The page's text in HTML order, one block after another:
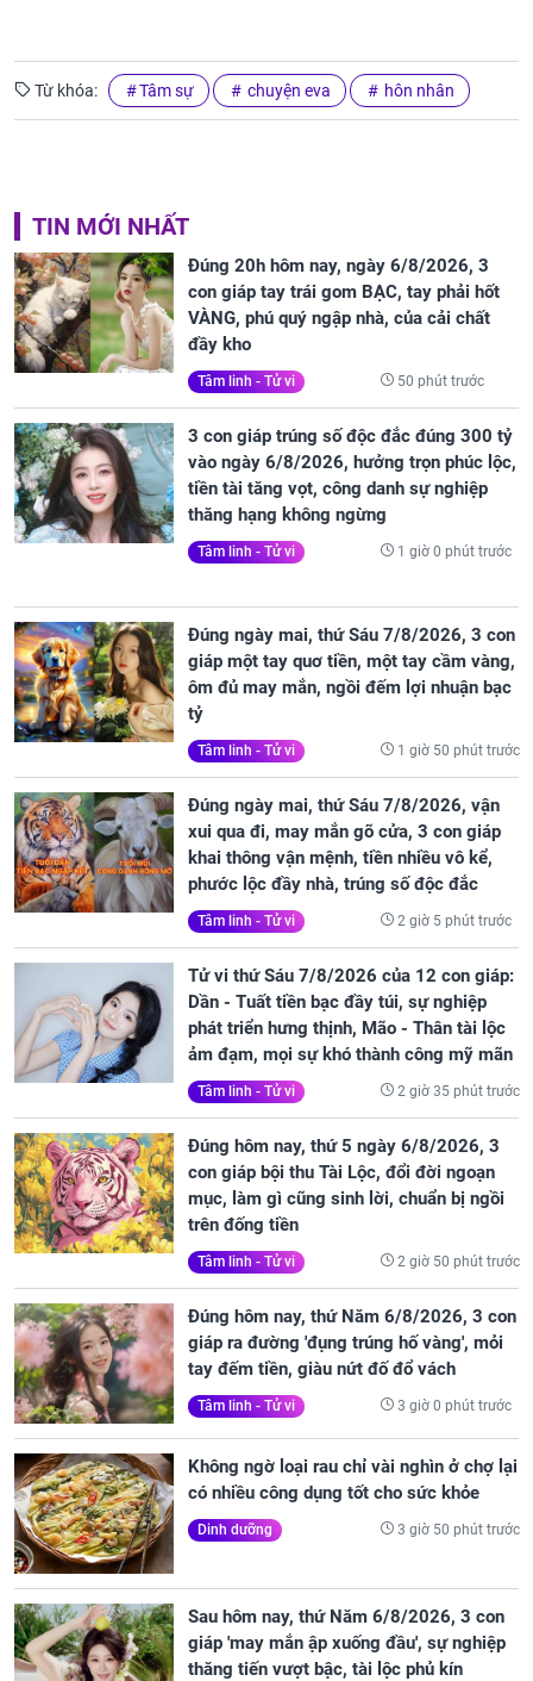
Từ khóa: Tâm sự chuyện eva hôn nhân
TIN MỚI NHẤT
Đúng 20h hôm nay, ngày 6/8/2026, 3
con giáp tay trái gom BẠC, tay phải hốt
VÀNG, phú quý ngập nhà, của cải chất
đầy kho
Tâm linh - Tử vi 50 phút trước
3 con giáp trúng số độc đắc đúng 300 tỷ
vào ngày 6/8/2026, hưởng trọn phúc lộc,
tiền tài tăng vọt, công danh sự nghiệp
thăng hạng không ngừng
Tâm linh - Tử vi 1 giờ 0 phút trước
Đúng ngày mai, thứ Sáu 7/8/2026, 3 con
giáp một tay quơ tiền, một tay cầm vàng,
ôm đủ may mắn, ngồi đếm lợi nhuận bạc
tỷ
Tâm linh - Tử vi 1 giờ 50 phút trước
Đúng ngày mai, thứ Sáu 7/8/2026, vận
xui qua đi, may mắn gõ cửa, 3 con giáp
khai thông vận mệnh, tiền nhiều vô kể,
phước lộc đầy nhà, trúng số độc đắc
Tâm linh - Tử vi 2 giờ 5 phút trước
Tử vi thứ Sáu 7/8/2026 của 12 con giáp:
Dần - Tuất tiền bạc đầy túi, sự nghiệp
phát triển hưng thịnh, Mão - Thân tài lộc
ảm đạm, mọi sự khó thành công mỹ mãn
Tâm linh - Tử vi 2 giờ 35 phút trước
Đúng hôm nay, thứ 5 ngày 6/8/2026, 3
con giáp bội thu Tài Lộc, đổi đời ngoạn
mục, làm gì cũng sinh lời, chuẩn bị ngồi
trên đống tiền
Tâm linh - Tử vi 2 giờ 50 phút trước
Đúng hôm nay, thứ Năm 6/8/2026, 3 con
giáp ra đường 'đụng trúng hố vàng', mỏi
tay đếm tiền, giàu nứt đố đổ vách
Tâm linh - Tử vi 3 giờ 0 phút trước
Không ngờ loại rau chỉ vài nghìn ở chợ lại
có nhiều công dụng tốt cho sức khỏe
Dinh dưỡng 3 giờ 50 phút trước
Sau hôm nay, thứ Năm 6/8/2026, 3 con
giáp 'may mắn ập xuống đầu', sự nghiệp
thăng tiến vượt bậc, tài lộc phủ kín